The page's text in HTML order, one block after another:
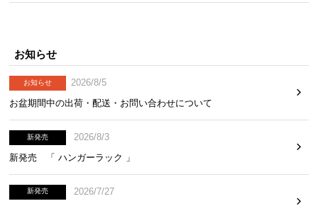
お知らせ
お知らせ
2026/8/5
お盆期間中の出荷・配送・お問い合わせについて
新発売
2026/8/3
新発売 「 ハンガーラック 」
新発売
2026/7/27